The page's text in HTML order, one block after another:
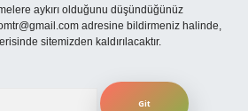
aykırı olduğunu düşündüğünüz
adresine bildirmeniz halinde,
sitemizden kaldırılacaktır.